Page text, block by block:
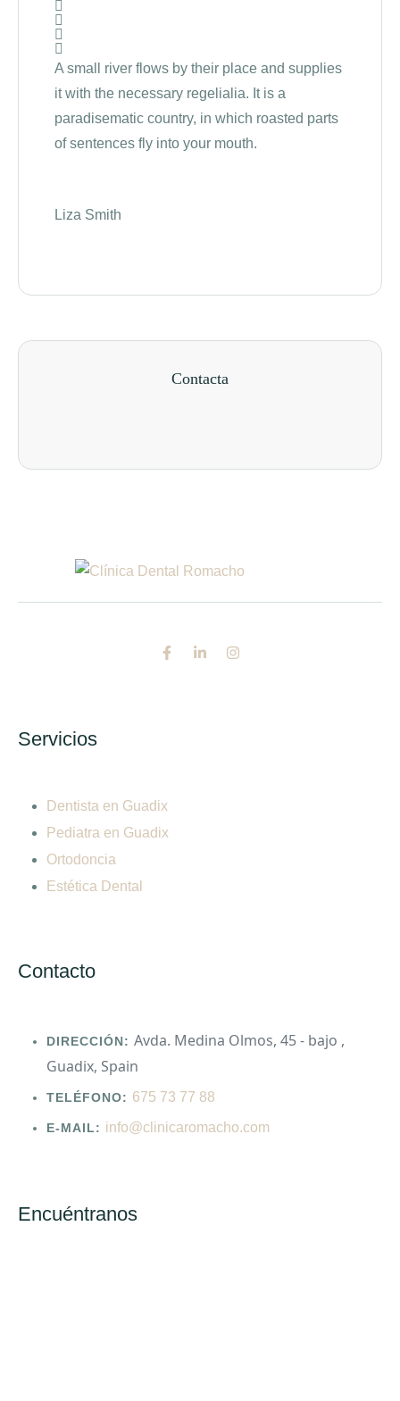
A small river flows by their place and supplies
it with the necessary regelialia. It is a
paradisematic country, in which roasted parts
of sentences fly into your mouth.
Liza Smith
Contacta
Servicios
Dentista en Guadix
Pediatra en Guadix
Ortodoncia
Estética Dental
Contacto
DIRECCIÓN: Avda. Medina Olmos, 45 - bajo ,
Guadix, Spain
TELÉFONO: 675 73 77 88
E-MAIL: info@clinicaromacho.com
Encuéntranos